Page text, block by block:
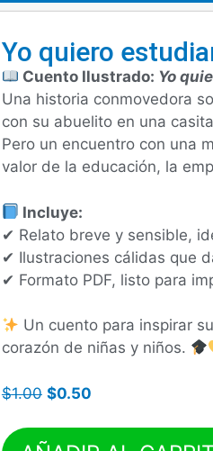
Yo quiero
Cuento Ilustrado: Yo
Una historia conmovedora
con su abuelito en una
Pero un encuentro con una
valor de la educación, la
Incluye:
✔ Relato breve y sensible,
✔ Ilustraciones cálidas que
✔ Formato PDF, listo para
Un cuento para inspirar
corazón de niñas y niños.
$1.00 $0.50